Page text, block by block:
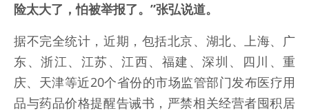
险太大了，怕被举报了。”张弘说道。
据不完全统计，近期，包括北京、湖北、上海、广
东、浙江、江苏、江西、福建、深圳、四川、重
庆、天津等近20个省份的市场监管部门发布医疗用
品与药品价格提醒告诫书，严禁相关经营者囤积居